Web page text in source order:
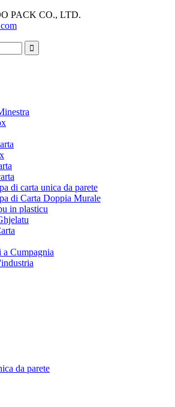
PACK CO., LTD.
di carta unica da parete
di Carta Doppia Murale
in plasticu
Cumpagnia
da parete